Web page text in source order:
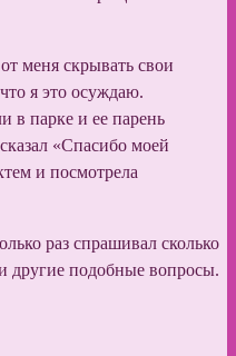
меня скрывать свои
я это осуждаю.
в парке и ее парень
«Спасибо моей
и посмотрела
раз спрашивал сколько
другие подобные вопросы.